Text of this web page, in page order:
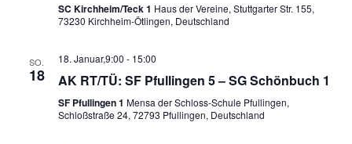
SC Kirchheim/Teck 1 Haus der Vereine, Stuttgarter Str. 155,
73230 Kirchheim-Ötlingen, Deutschland
SO.
18
18. Januar,9:00 - 15:00
AK RT/TÜ: SF Pfullingen 5 – SG Schönbuch 1
SF Pfullingen 1 Mensa der Schloss-Schule Pfullingen,
Schloßstraße 24, 72793 Pfullingen, Deutschland